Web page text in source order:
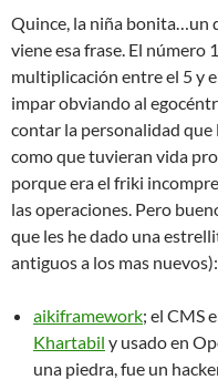
Quince, la niña bonita…un
viene esa frase. El número
multiplicación entre el 5 y
impar obviando al
contar la personalidad que
como que tuvieran vida
porque era el friki
las operaciones. Pero
que les he dado una
antiguos a los mas nuevos):
aikiframework; el CMS
Khartabil y usado en
una piedra, fue un